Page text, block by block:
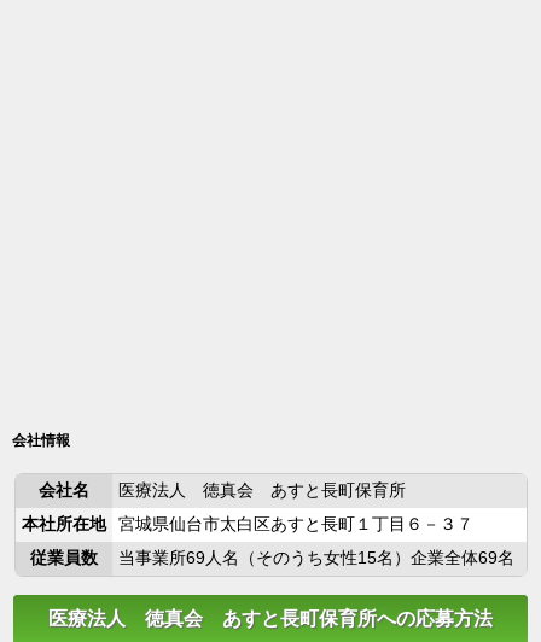
会社情報
会社名
医療法人 徳真会 あすと長町保育所
本社所在地
宮城県仙台市太白区あすと長町１丁目６－３７
従業員数
当事業所69人名（そのうち女性15名）企業全体69名
医療法人 徳真会 あすと長町保育所への応募方法